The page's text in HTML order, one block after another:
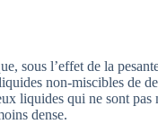
sous l’effet de la
non-miscibles de
liquides qui ne sont pas
dense.